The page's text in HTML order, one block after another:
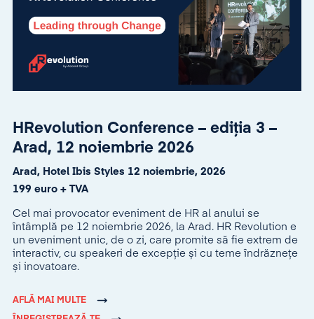
HRevolution Conference – ediția 3 –
Arad, 12 noiembrie 2026
Arad, Hotel Ibis Styles 12 noiembrie, 2026
199 euro + TVA
Cel mai provocator eveniment de HR al anului se
întâmplă pe 12 noiembrie 2026, la Arad. HR Revolution e
un eveniment unic, de o zi, care promite să fie extrem de
interactiv, cu speakeri de excepție și cu teme îndrăznețe
și inovatoare.
AFLĂ MAI MULTE